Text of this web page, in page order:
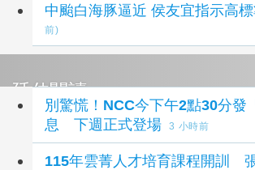
中颱白海豚逼近 侯友宜指示高
前)
延伸閱讀
別驚慌！NCC今下午2點30分發
息 下週正式登場
3 小時前
115年雲菁人才培育課程開訓